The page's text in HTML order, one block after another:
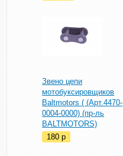
Звено цепи
мотобуксировщиков
Baltmotors ( (Арт.4470-
0004-0000) (пр-ль
BALTMOTORS)
180p